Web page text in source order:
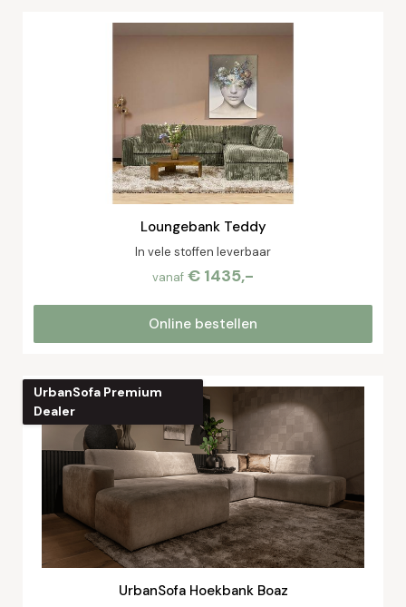
Loungebank Teddy
In vele stoffen leverbaar
vanaf € 1435,-
Online bestellen
UrbanSofa Premium
Dealer
UrbanSofa Hoekbank Boaz